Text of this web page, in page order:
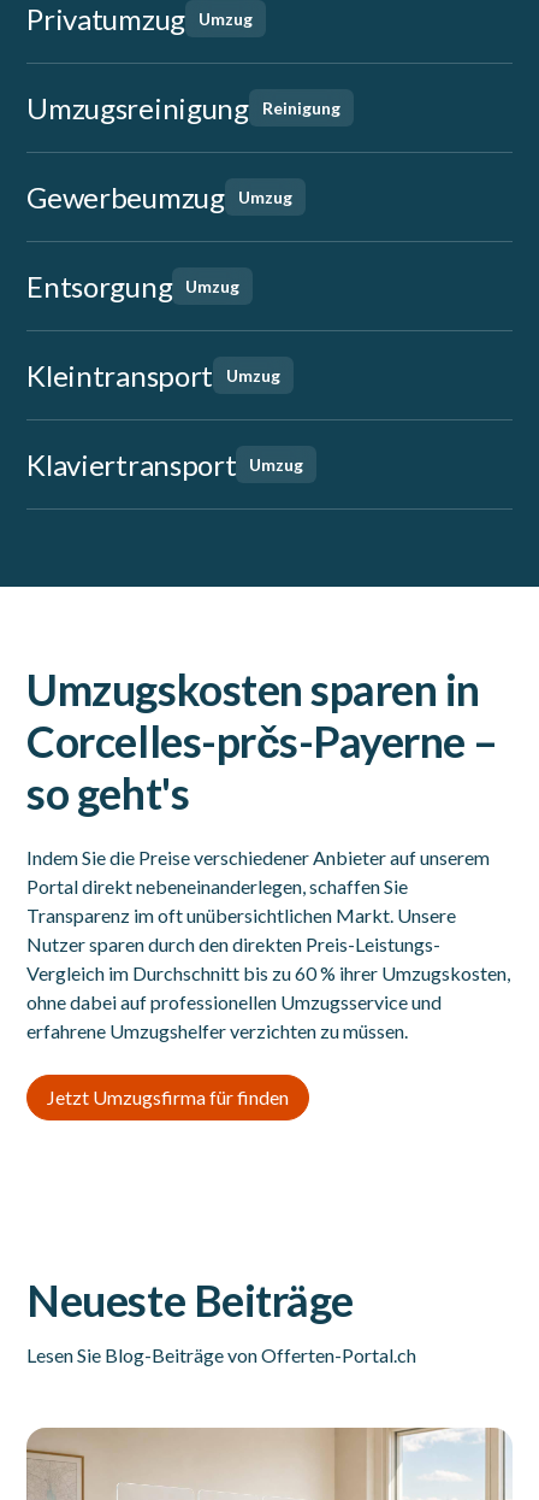
Privatumzug Umzug
Umzugsreinigung Reinigung
Gewerbeumzug Umzug
Entsorgung Umzug
Kleintransport Umzug
Klaviertransport Umzug
Umzugskosten sparen in
Corcelles-prčs-Payerne –
so geht's
Indem Sie die Preise verschiedener Anbieter auf unserem
Portal direkt nebeneinanderlegen, schaffen Sie
Transparenz im oft unübersichtlichen Markt. Unsere
Nutzer sparen durch den direkten Preis-Leistungs-
Vergleich im Durchschnitt bis zu 60 % ihrer Umzugskosten,
ohne dabei auf professionellen Umzugsservice und
erfahrene Umzugshelfer verzichten zu müssen.
Jetzt Umzugsfirma für finden
Neueste Beiträge
Lesen Sie Blog-Beiträge von Offerten-Portal.ch